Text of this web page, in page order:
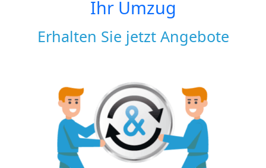
Ihr Umzug
Erhalten Sie jetzt Angebote